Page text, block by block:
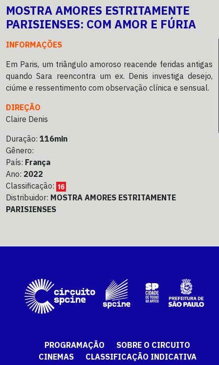
MOSTRA AMORES ESTRITAMENTE
PARISIENSES: COM AMOR E FÚRIA
INFORMAÇÕES
Em Paris, um triângulo amoroso reacende feridas antigas
quando Sara reencontra um ex. Denis investiga desejo,
ciúme e ressentimento com observação clínica e sensual.
DIREÇÃO
Claire Denis
Duração: 116min
Gênero:
País: França
Ano: 2022
Classificação:
Distribuidor: MOSTRA AMORES ESTRITAMENTE
PARISIENSES
PROGRAMAÇÃO
SOBRE O CIRCUITO
CINEMAS
CLASSIFICAÇÃO INDICATIVA